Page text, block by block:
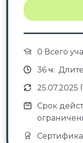
0 Всего
36ч.
Срок